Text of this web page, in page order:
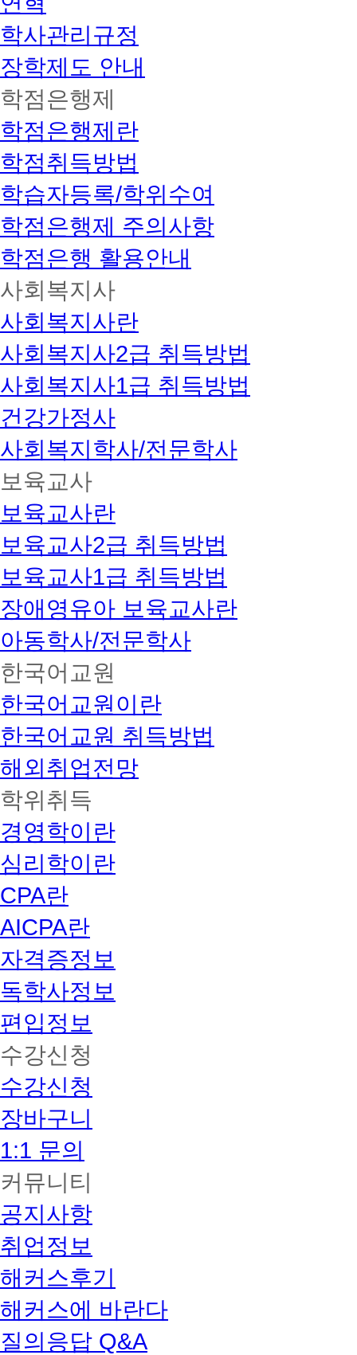
학사관리규정
장학제도 안내
학점은행제
학점은행제란
학점취득방법
학습자등록/학위수여
학점은행제 주의사항
학점은행 활용안내
사회복지사
사회복지사란
사회복지사2급 취득방법
사회복지사1급 취득방법
건강가정사
사회복지학사/전문학사
보육교사
보육교사란
보육교사2급 취득방법
보육교사1급 취득방법
장애영유아 보육교사란
아동학사/전문학사
한국어교원
한국어교원이란
한국어교원 취득방법
해외취업전망
학위취득
경영학이란
심리학이란
CPA란
AICPA란
자격증정보
독학사정보
편입정보
수강신청
수강신청
장바구니
1:1 문의
커뮤니티
공지사항
취업정보
해커스후기
해커스에 바란다
질의응답 Q&A